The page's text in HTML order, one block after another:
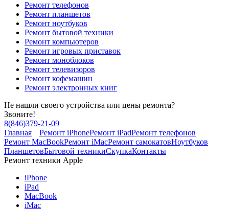
Ремонт телефонов
Ремонт планшетов
Ремонт ноутбуков
Ремонт бытовой техники
Ремонт компьютеров
Ремонт игровых приставок
Ремонт моноблоков
Ремонт телевизоров
Ремонт кофемашин
Ремонт электронных книг
Не нашли своего устройства или цены ремонта?
Звоните!
8(846)379-21-09
Главная
Ремонт iPhoneРемонт iPadРемонт телефонов
Ремонт MacBookРемонт iMacРемонт самокатовНоутбуков
ПланшетовБытовой техникиСкупкаКонтакты
Ремонт техники Apple
iPhone
iPad
MacBook
iMac